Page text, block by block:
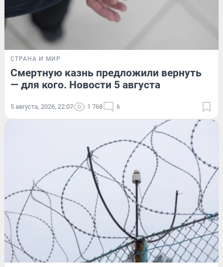
СТРАНА И МИР
Смертную казнь предложили вернуть
— для кого. Новости 5 августа
5 августа, 2026, 22:07 1 768 6